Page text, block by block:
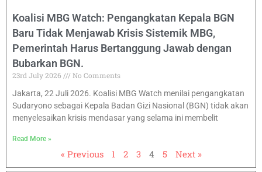
Koalisi MBG Watch: Pengangkatan Kepala BGN
Baru Tidak Menjawab Krisis Sistemik MBG,
Pemerintah Harus Bertanggung Jawab dengan
Bubarkan BGN.
23rd July 2026
No Comments
Jakarta, 22 Juli 2026. Koalisi MBG Watch menilai pengangkatan
Sudaryono sebagai Kepala Badan Gizi Nasional (BGN) tidak akan
menyelesaikan krisis mendasar yang selama ini membelit
Read More »
« Previous 1 2 3 4 5 Next »